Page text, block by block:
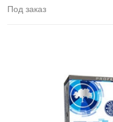
Под заказ